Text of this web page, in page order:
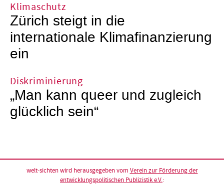
Klimaschutz
Zürich steigt in die
internationale Klimafinanzierung
ein
Diskriminierung
„Man kann queer und zugleich
glücklich sein“
welt-sichten wird herausgegeben vom Verein zur Förderung der
entwicklungspolitischen Publizistik e.V.: